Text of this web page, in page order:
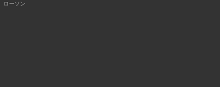
ローソン